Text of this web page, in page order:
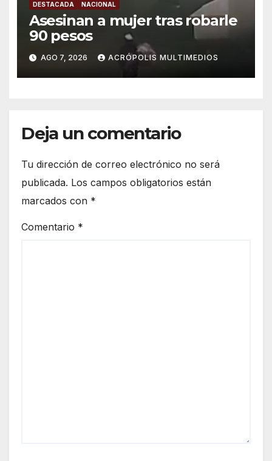
DESTACADA NACIONAL
Asesinan a mujer tras robarle
90 pesos
AGO 7, 2026 ACRÓPOLIS MULTIMEDIOS
Deja un comentario
Tu dirección de correo electrónico no será
publicada. Los campos obligatorios están
marcados con *
Comentario *